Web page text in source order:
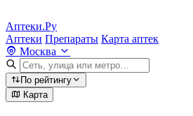
Аптеки.Ру
Аптеки Препараты Карта аптек
Москва
По рейтингу
Карта